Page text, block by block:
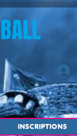
INSCRIPTIONS